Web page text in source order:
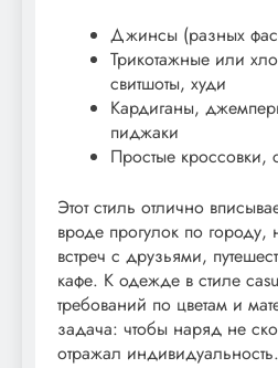
Джинсы (разных
Трикотажные или
свитшоты, худи
Кардиганы,
пиджаки
Простые кроссовки,
Этот стиль отлично
вроде прогулок по
встреч с друзьями,
кафе. К одежде в стиле
требований по цветам и
задача: чтобы наряд не
отражал индивидуальность.